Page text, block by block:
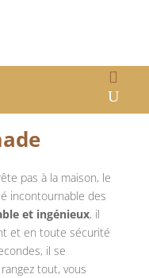
pas à la maison, le
incontournable des
et ingénieux, il
et en toute sécurité
il se
tout, vous